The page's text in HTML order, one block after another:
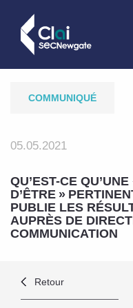
COMMUNIQUÉ
05.05.2021
QU’EST-CE
D’ÊTRE »
PUBLIE LES
AUPRÈS DE
COMMUNICATION
Retour